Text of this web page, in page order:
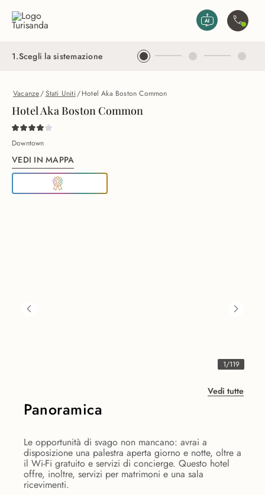
1.Scegli la sistemazione
Vacanze/Stati Uniti/Hotel Aka Boston Common
Hotel Aka Boston Common
Downtown
VEDI IN MAPPA
1/119
Vedi tutte
Panoramica
Le opportunità di svago non mancano: avrai a
disposizione una palestra aperta giorno e notte, oltre a
il Wi-Fi gratuito e servizi di concierge. Questo hotel
offre, inoltre, servizi per matrimoni e una sala
ricevimenti.